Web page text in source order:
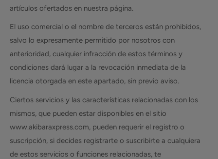
artículos ofertados en nuestra página.
El uso comercial o el nombre de terceros están prohibidos,
salvo lo expresamente permitido por nosotros con
anterioridad, cualquier infracción de estos términos y
condiciones dará lugar a la revocación inmediata de la
licencia otorgada en este apartado, sin previo aviso.
Ciertos servicios y las características relacionadas con los
mismos, que pueden estar disponibles en el sitio
www.akibaraxpress.com, pueden requerir el registro o
suscripción, si decides registrarte o suscribirte a cualquiera
de estos servicios o funciones relacionadas, te